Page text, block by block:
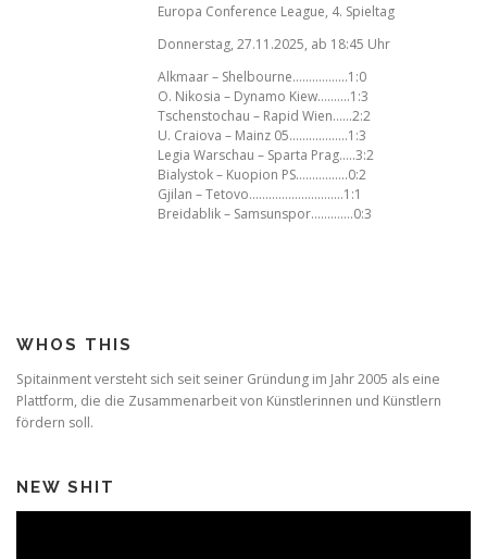
Europa Conference League, 4. Spieltag
Donnerstag, 27.11.2025, ab 18:45 Uhr
Alkmaar – Shelbourne……………..1:0
O. Nikosia – Dynamo Kiew……….1:3
Tschenstochau – Rapid Wien……2:2
U. Craiova – Mainz 05………………1:3
Legia Warschau – Sparta Prag…..3:2
Bialystok – Kuopion PS…………….0:2
Gjilan – Tetovo………………………..1:1
Breidablik – Samsunspor………….0:3
WHOS THIS
Spitainment versteht sich seit seiner Gründung im Jahr 2005 als eine
Plattform, die die Zusammenarbeit von Künstlerinnen und Künstlern
fördern soll.
NEW SHIT